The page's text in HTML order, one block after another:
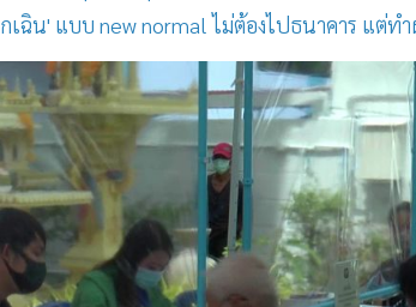
เฉิน' แบบ new normal ไม่ต้องไปธนาคาร แต่ท